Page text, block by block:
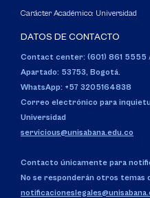
Carácter Académico: Universidad
DATOS DE CONTACTO
Contact center: (601) 861 5555
Apartado: 53753, Bogotá.
WhatsApp: +57 3205164838
Correo electrónico para
Universidad
servicious@unisabana.edu.co
Contacto únicamente para
No se responderán otros temas